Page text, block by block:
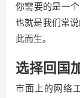
你需要的是一
也就是我们常
此而生。
选择回国
市面上的网络